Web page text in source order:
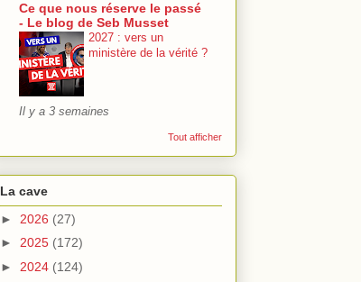
Ce que nous réserve le passé
- Le blog de Seb Musset
2027 : vers un
ministère de la vérité ?
Il y a 3 semaines
Tout afficher
La cave
► 2026 (27)
► 2025 (172)
► 2024 (124)